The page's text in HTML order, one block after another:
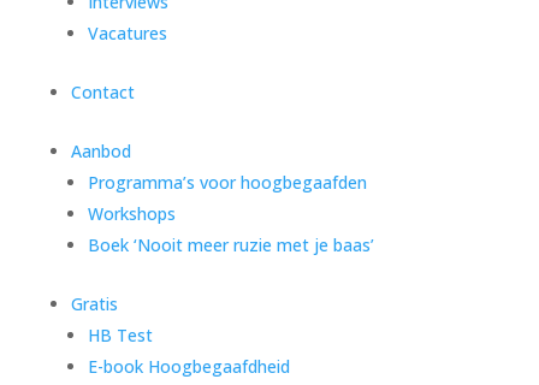
Vacatures
Contact
Aanbod
Programma’s voor hoogbegaafden
Workshops
Boek ‘Nooit meer ruzie met je baas’
Gratis
HB Test
E-book Hoogbegaafdheid